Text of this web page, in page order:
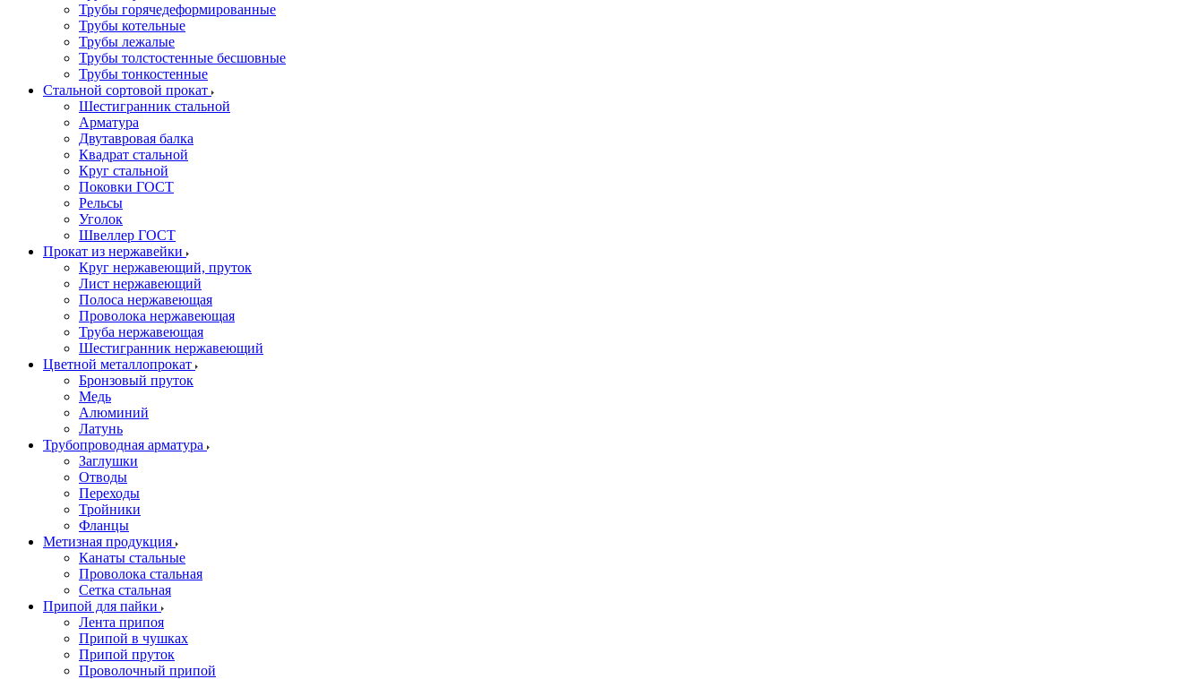
Трубы горячедеформированные
Трубы котельные
Трубы лежалые
Трубы толстостенные бесшовные
Трубы тонкостенные
Стальной сортовой прокат
Шестигранник стальной
Арматура
Двутавровая балка
Квадрат стальной
Круг стальной
Поковки ГОСТ
Рельсы
Уголок
Швеллер ГОСТ
Прокат из нержавейки
Круг нержавеющий, пруток
Лист нержавеющий
Полоса нержавеющая
Проволока нержавеющая
Труба нержавеющая
Шестигранник нержавеющий
Цветной металлопрокат
Бронзовый пруток
Медь
Алюминий
Латунь
Трубопроводная арматура
Заглушки
Отводы
Переходы
Тройники
Фланцы
Метизная продукция
Канаты стальные
Проволока стальная
Сетка стальная
Припой для пайки
Лента припоя
Припой в чушках
Припой пруток
Проволочный припой